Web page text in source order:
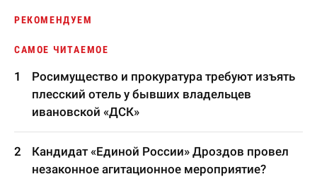
РЕКОМЕНДУЕМ
САМОЕ ЧИТАЕМОЕ
Росимущество и прокуратура требуют изъять
плесский отель у бывших владельцев
ивановской «ДСК»
Кандидат «Единой России» Дроздов провел
незаконное агитационное мероприятие?